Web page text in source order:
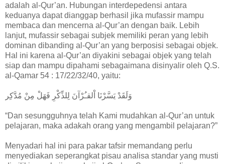
adalah al-Qur’an. Hubungan interdepedensi antara
keduanya dapat dianggap berhasil jika mufassir mampu
membaca dan mencerna al-Qur’an dengan baik. Lebih
lanjut, mufassir sebagai subjek memiliki peran yang lebih
dominan dibanding al-Qur’an yang berposisi sebagai objek.
Hal ini karena al-Qur’an diyakini sebagai objek yang telah
siap dan mampu dipahami sebagaimana disinyalir oleh Q.S.
al-Qamar 54 : 17/22/32/40, yaitu:
وَلَقَدْ يَسَّرْنَا اْلقـُرْآنَ لِلذِّكْرِ فَهَلْ مِنْ مُدَّكِر
“Dan sesungguhnya telah Kami mudahkan al-Qur’an untuk
pelajaran, maka adakah orang yang mengambil pelajaran?”
Menyadari hal ini para pakar tafsir memandang perlu
menyediakan seperangkat pisau analisa standar yang musti